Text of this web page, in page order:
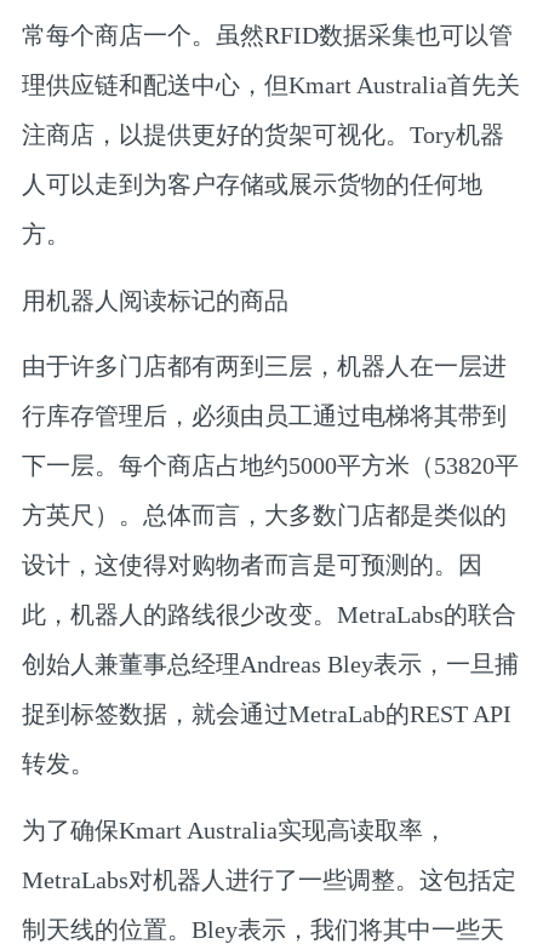
常每个商店一个。虽然RFID数据采集也可以管
理供应链和配送中心，但Kmart Australia首先关
注商店，以提供更好的货架可视化。Tory机器
人可以走到为客户存储或展示货物的任何地
方。
用机器人阅读标记的商品
由于许多门店都有两到三层，机器人在一层进
行库存管理后，必须由员工通过电梯将其带到
下一层。每个商店占地约5000平方米（53820平
方英尺）。总体而言，大多数门店都是类似的
设计，这使得对购物者而言是可预测的。因
此，机器人的路线很少改变。MetraLabs的联合
创始人兼董事总经理Andreas Bley表示，一旦捕
捉到标签数据，就会通过MetraLab的REST API
转发。
为了确保Kmart Australia实现高读取率，
MetraLabs对机器人进行了一些调整。这包括定
制天线的位置。Bley表示，我们将其中一些天